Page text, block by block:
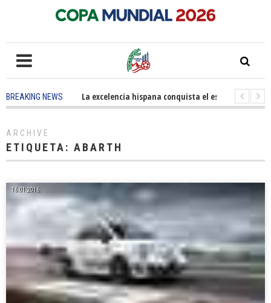
BREAKING NEWS
5 months ago
La excelencia hispana conquista el escenario
ARCHIVE
ETIQUETA: ABARTH
16.01.2016.